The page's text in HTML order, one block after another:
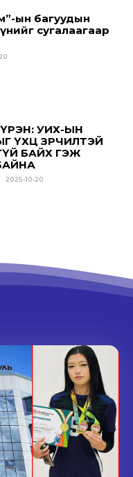
ын багуудын
сугалаагаар
УИХ-ЫН
ҮХЦ ЗӨРЧИЛТЭЙ
БАЙХ ГЭЖ
2025-10-20